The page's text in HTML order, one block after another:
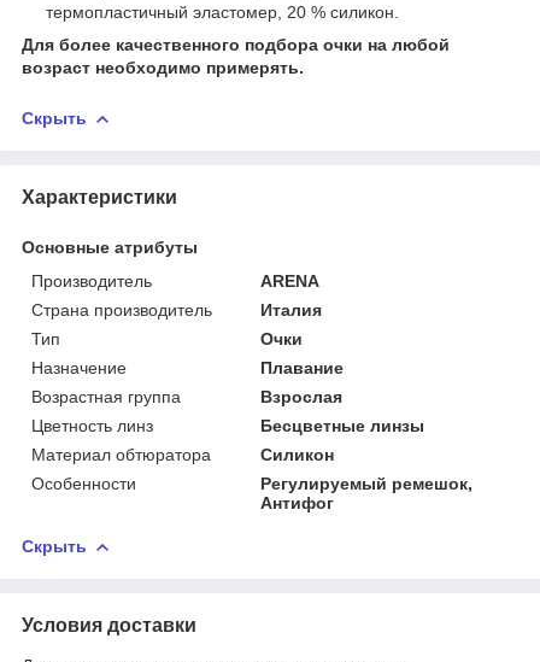
термопластичный эластомер, 20 % силикон.
Для более качественного подбора очки на любой
возраст необходимо примерять.
Скрыть
Характеристики
Основные атрибуты
Производитель
ARENA
Страна производитель
Италия
Тип
Очки
Назначение
Плавание
Возрастная группа
Взрослая
Цветность линз
Бесцветные линзы
Материал обтюратора
Силикон
Особенности
Регулируемый ремешок,
Антифог
Скрыть
Условия доставки